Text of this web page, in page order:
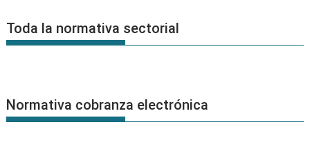
Noticias
Toda la normativa sectorial
Normativa cobranza electrónica